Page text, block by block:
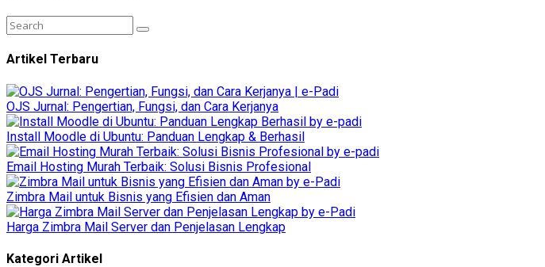
Artikel Terbaru
OJS Jurnal: Pengertian, Fungsi, dan Cara Kerjanya
Install Moodle di Ubuntu: Panduan Lengkap & Berhasil
Email Hosting Murah Terbaik: Solusi Bisnis Profesional
Zimbra Mail untuk Bisnis yang Efisien dan Aman
Harga Zimbra Mail Server dan Penjelasan Lengkap
Kategori Artikel